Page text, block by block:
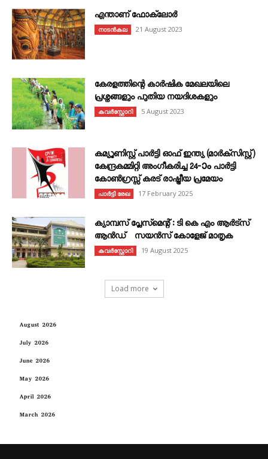
എന്താണ്‌ ഫോക്‌ലോർ
നാടൻകല 21 August 2023
കേരളത്തിന്റെ കാർഷിക മേഖലയിലെ
പ്രശ്നങ്ങളും പുതിയ നയദിശകളും
കവര്‍സ്റ്റോറി 5 August 2023
കമ്യൂണിസ്റ്റ് പാർട്ടി ഓഫ് ഇന്ത്യ (മാർക്സിസ്റ്റ്)
കേന്ദ്രകമ്മിറ്റി അംഗീകരിച്ച 24‐ാം പാർട്ടി
കോൺഗ്രസ്സ് കരട് രാഷ്ട്രീയ പ്രമേയം
പാർട്ടി രേഖ 17 February 2025
ക്യാമ്പസ് പ്ലേസ്മെന്റ് : ടി കെ എം ആർട്സ്
ആൻഡ് സയൻസ് കോളേജ് മാതൃക
കവര്‍സ്റ്റോറി 19 August 2025
Load more
August 2026
July 2026
June 2026
May 2026
April 2026
March 2026